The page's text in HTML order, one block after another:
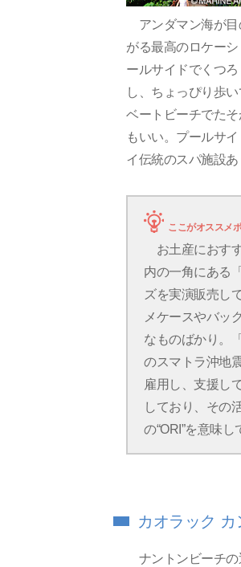
アンダマン海が目
がる最高のロケー
ールサイドでくつろ
し、ちょっぴり歩い
ベートビーチでた
もいい。プールサイ
イ伝統のスパ施設あ
ここがオススメ
お土産におす
内の一角にある
ズを実演販売し
メケースやバッ
なものばかり。
のスマトラ沖地
雇用し、支援し
しており、その
の“ORI”を意味し
カオラック
ナントンビーチの